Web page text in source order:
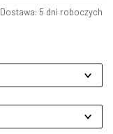
Dostawa: 5 dni roboczych